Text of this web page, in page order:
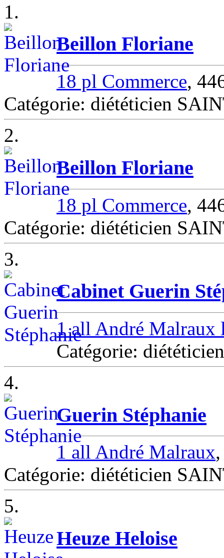
1.
Beillon Floriane
18 pl Commerce,
Catégorie: diététicien
2.
Beillon Floriane
18 pl Commerce,
Catégorie: diététicien
3.
Cabinet Guerin
1 all André Malraux
Catégorie:
4.
Guerin Stéphanie
1 all André Malraux
Catégorie: diététicien
5.
Heuze Heloise